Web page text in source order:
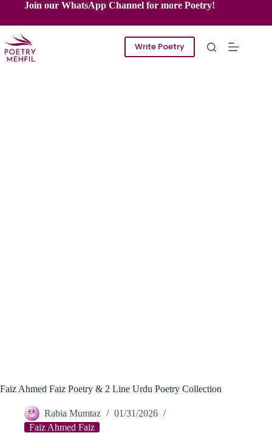
content
Join our WhatsApp Channel for more Poetry!
Write Poetry
Faiz Ahmed Faiz Poetry & 2 Line Urdu Poetry Collection
Rabia Mumtaz
01/31/2026
Faiz Ahmed Faiz